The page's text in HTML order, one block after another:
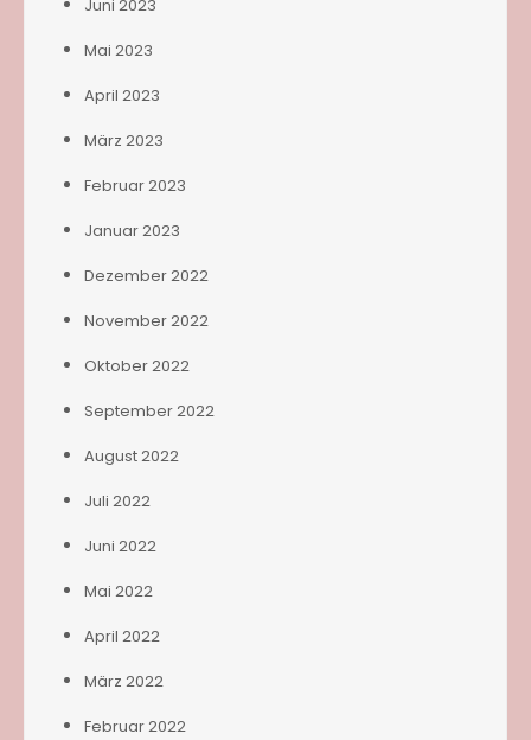
Juni 2023
Mai 2023
April 2023
März 2023
Februar 2023
Januar 2023
Dezember 2022
November 2022
Oktober 2022
September 2022
August 2022
Juli 2022
Juni 2022
Mai 2022
April 2022
März 2022
Februar 2022